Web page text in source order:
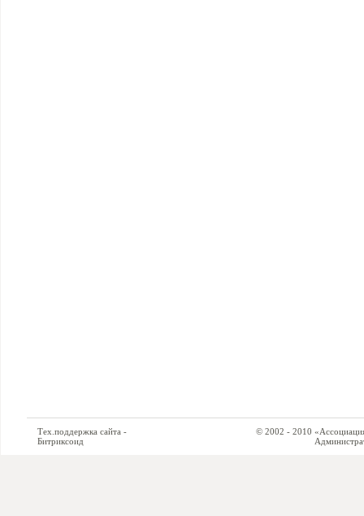
Тех.поддержка сайта -
Битриксоид
© 2002 - 2010 «Ассоциация